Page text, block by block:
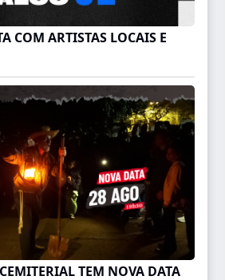
COM ARTISTAS LOCAIS E
TEM NOVA DATA